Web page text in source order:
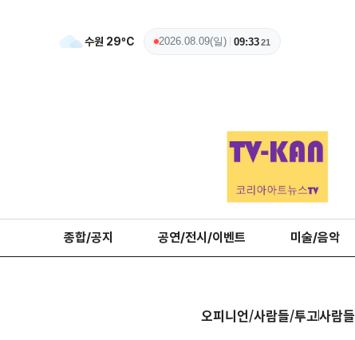
수원 29ºC 2026.08.09(일) 09:3322
종합/공지 공연/전시/이벤트 미술/음악
오피니언/사람들/투고사람들